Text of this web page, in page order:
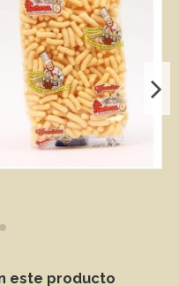
este producto